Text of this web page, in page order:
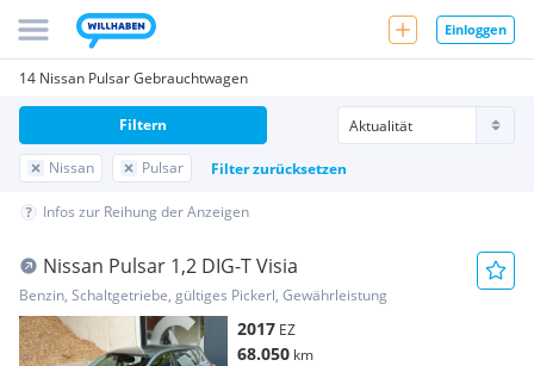
Einloggen
14 Nissan Pulsar Gebrauchtwagen
Nissan Pulsar Filter zurücksetzen
Filtern
Infos zur Reihung der Anzeigen
Nissan Pulsar 1,2 DIG-T Visia
Benzin, Schaltgetriebe, gültiges Pickerl, Gewährleistung
2017 EZ
68.050 km